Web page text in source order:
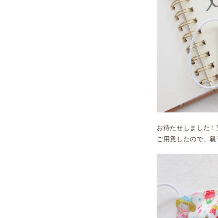
お待たせしました
ご用意したので、